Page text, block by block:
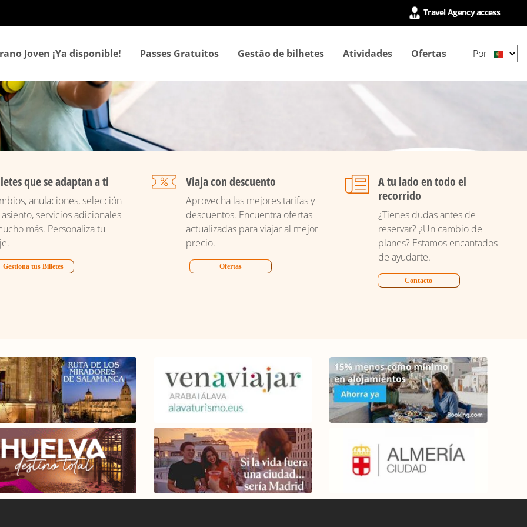
conteúdo
Travel Agency access
Joven ¡Ya disponible! Passes Gratuitos Gestão de bilhetes Atividades Ofertas
your
que se adaptan a ti
anulaciones, selección
servicios adicionales
más. Personaliza tu
Gestiona tus Billetes
Viaja con descuento
Aprovecha las mejores tarifas y
descuentos. Encuentra ofertas
actualizadas para viajar al mejor
precio.
Ofertas
A tu lado en todo el
recorrido
¿Tienes dudas antes de
reservar? ¿Un cambio de
planes? Estamos encantados
de ayudarte.
Contacto